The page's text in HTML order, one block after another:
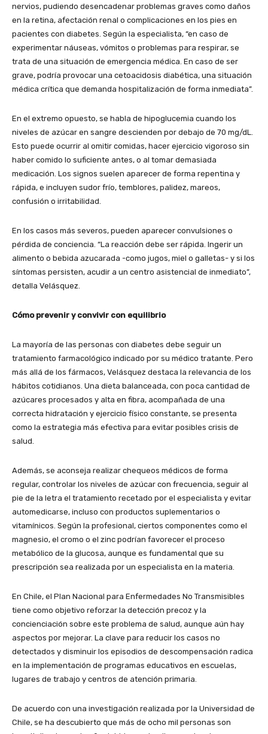
nervios, pudiendo desencadenar problemas graves como daños
en la retina, afectación renal o complicaciones en los pies en
pacientes con diabetes. Según la especialista, “en caso de
experimentar náuseas, vómitos o problemas para respirar, se
trata de una situación de emergencia médica. En caso de ser
grave, podría provocar una cetoacidosis diabética, una situación
médica crítica que demanda hospitalización de forma inmediata”.
En el extremo opuesto, se habla de hipoglucemia cuando los
niveles de azúcar en sangre descienden por debajo de 70 mg/dL.
Esto puede ocurrir al omitir comidas, hacer ejercicio vigoroso sin
haber comido lo suficiente antes, o al tomar demasiada
medicación. Los signos suelen aparecer de forma repentina y
rápida, e incluyen sudor frío, temblores, palidez, mareos,
confusión o irritabilidad.
En los casos más severos, pueden aparecer convulsiones o
pérdida de conciencia. “La reacción debe ser rápida. Ingerir un
alimento o bebida azucarada -como jugos, miel o galletas- y si los
síntomas persisten, acudir a un centro asistencial de inmediato”,
detalla Velásquez.
Cómo prevenir y convivir con equilibrio
La mayoría de las personas con diabetes debe seguir un
tratamiento farmacológico indicado por su médico tratante. Pero
más allá de los fármacos, Velásquez destaca la relevancia de los
hábitos cotidianos. Una dieta balanceada, con poca cantidad de
azúcares procesados y alta en fibra, acompañada de una
correcta hidratación y ejercicio físico constante, se presenta
como la estrategia más efectiva para evitar posibles crisis de
salud.
Además, se aconseja realizar chequeos médicos de forma
regular, controlar los niveles de azúcar con frecuencia, seguir al
pie de la letra el tratamiento recetado por el especialista y evitar
automedicarse, incluso con productos suplementarios o
vitamínicos. Según la profesional, ciertos componentes como el
magnesio, el cromo o el zinc podrían favorecer el proceso
metabólico de la glucosa, aunque es fundamental que su
prescripción sea realizada por un especialista en la materia.
En Chile, el Plan Nacional para Enfermedades No Transmisibles
tiene como objetivo reforzar la detección precoz y la
concienciación sobre este problema de salud, aunque aún hay
aspectos por mejorar. La clave para reducir los casos no
detectados y disminuir los episodios de descompensación radica
en la implementación de programas educativos en escuelas,
lugares de trabajo y centros de atención primaria.
De acuerdo con una investigación realizada por la Universidad de
Chile, se ha descubierto que más de ocho mil personas son